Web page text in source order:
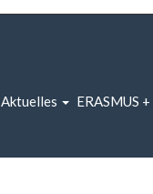
Aktuelles ERASMUS +